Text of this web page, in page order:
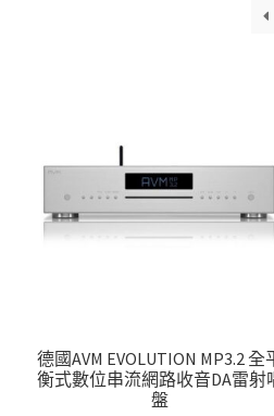
德國AVM EVOLUTION MP3.2 全
衡式數位串流網路收音DA雷射
盤